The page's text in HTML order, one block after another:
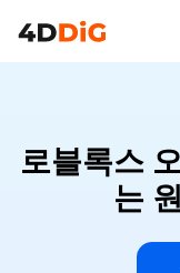
로블록스
는